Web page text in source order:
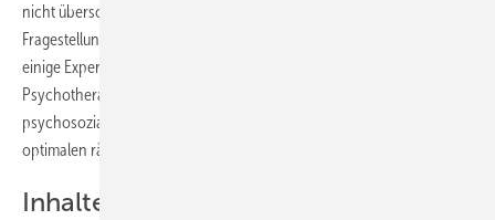
nicht überschreiten, was vor dem Hintergrund der zu klärenden
Fragestellungen auf Seiten der Leistungserbringer erfahrungsgemäß
einige Expertise erfordert. Es sollte sich also um eher erfahrene
Psychotherapeuten handeln, die flexibel mit einer Vielfalt
psychosozialer Problemstellungen wie auch den nicht immer
optimalen räumlichen Situationen im Betrieb umgehen können.
Inhalte der Psychosomatischen